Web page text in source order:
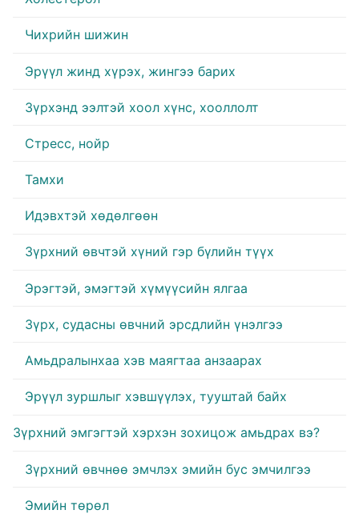
Чихрийн шижин
Эрүүл жинд хүрэх, жингээ барих
Зүрхэнд ээлтэй хоол хүнс, хооллолт
Стресс, нойр
Тамхи
Идэвхтэй хөдөлгөөн
Зүрхний өвчтэй хүний гэр бүлийн түүх
Эрэгтэй, эмэгтэй хүмүүсийн ялгаа
Зүрх, судасны өвчний эрсдлийн үнэлгээ
Амьдралынхаа хэв маягтаа анзаарах
Эрүүл зуршлыг хэвшүүлэх, тууштай байх
Зүрхний эмгэгтэй хэрхэн зохицож амьдрах вэ?
Зүрхний өвчнөө эмчлэх эмийн бус эмчилгээ
Эмийн төрөл